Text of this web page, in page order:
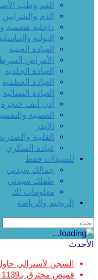
الفم وطب
الدم والشرايين
داخلية هضمية
البولية
العيادة العينية
الأمراض
العيادة الجلدية
العيادة العظمية
العيادة النسائية
أذن أنف حنجرة
العصبية
الإيدز
القلبية
عيادة السكري
للسيدات فقط
جمالك سيدتي
طفلك سيدتي
معلومات لك
الريجيم والرياضة
الأحدث
السجن لأسترالي
قميص محترق بـ1139 دولارا.. هل تفقد الموضة عقلها؟